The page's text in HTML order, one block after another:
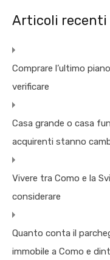
Articoli recenti
Comprare l’ultimo
verificare
Casa grande o casa
acquirenti stanno
Vivere tra Como e la
considerare
Quanto conta il
immobile a Como e